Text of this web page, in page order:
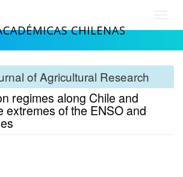
of Agricultural Research
regimes along Chile and
extremes of the ENSO and